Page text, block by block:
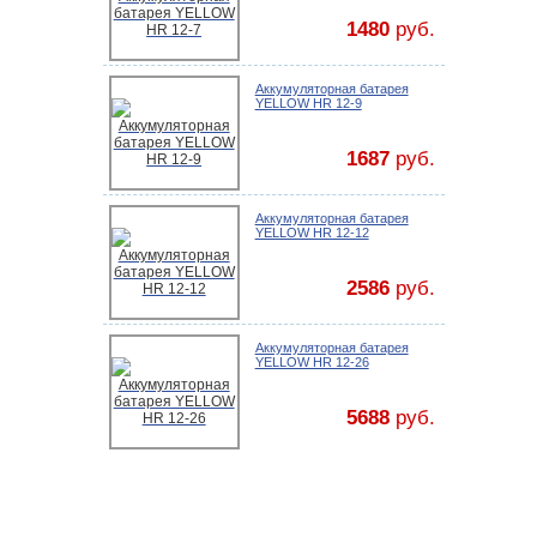
1480руб.
Аккумуляторная батарея
YELLOW HR 12-9
1687руб.
Аккумуляторная батарея
YELLOW HR 12-12
2586руб.
Аккумуляторная батарея
YELLOW HR 12-26
5688руб.